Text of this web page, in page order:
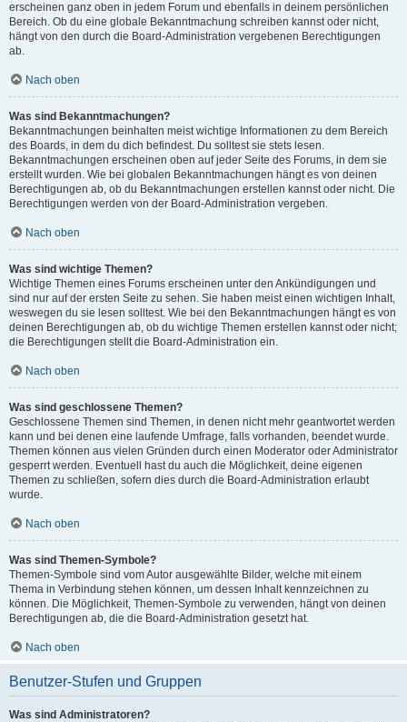
erscheinen ganz oben in jedem Forum und ebenfalls in deinem persönlichen
Bereich. Ob du eine globale Bekanntmachung schreiben kannst oder nicht,
hängt von den durch die Board-Administration vergebenen Berechtigungen
ab.
Nach oben
Was sind Bekanntmachungen?
Bekanntmachungen beinhalten meist wichtige Informationen zu dem Bereich
des Boards, in dem du dich befindest. Du solltest sie stets lesen.
Bekanntmachungen erscheinen oben auf jeder Seite des Forums, in dem sie
erstellt wurden. Wie bei globalen Bekanntmachungen hängt es von deinen
Berechtigungen ab, ob du Bekanntmachungen erstellen kannst oder nicht. Die
Berechtigungen werden von der Board-Administration vergeben.
Nach oben
Was sind wichtige Themen?
Wichtige Themen eines Forums erscheinen unter den Ankündigungen und
sind nur auf der ersten Seite zu sehen. Sie haben meist einen wichtigen Inhalt,
weswegen du sie lesen solltest. Wie bei den Bekanntmachungen hängt es von
deinen Berechtigungen ab, ob du wichtige Themen erstellen kannst oder nicht;
die Berechtigungen stellt die Board-Administration ein.
Nach oben
Was sind geschlossene Themen?
Geschlossene Themen sind Themen, in denen nicht mehr geantwortet werden
kann und bei denen eine laufende Umfrage, falls vorhanden, beendet wurde.
Themen können aus vielen Gründen durch einen Moderator oder Administrator
gesperrt werden. Eventuell hast du auch die Möglichkeit, deine eigenen
Themen zu schließen, sofern dies durch die Board-Administration erlaubt
wurde.
Nach oben
Was sind Themen-Symbole?
Themen-Symbole sind vom Autor ausgewählte Bilder, welche mit einem
Thema in Verbindung stehen können, um dessen Inhalt kennzeichnen zu
können. Die Möglichkeit, Themen-Symbole zu verwenden, hängt von deinen
Berechtigungen ab, die die Board-Administration gesetzt hat.
Nach oben
Benutzer-Stufen und Gruppen
Was sind Administratoren?